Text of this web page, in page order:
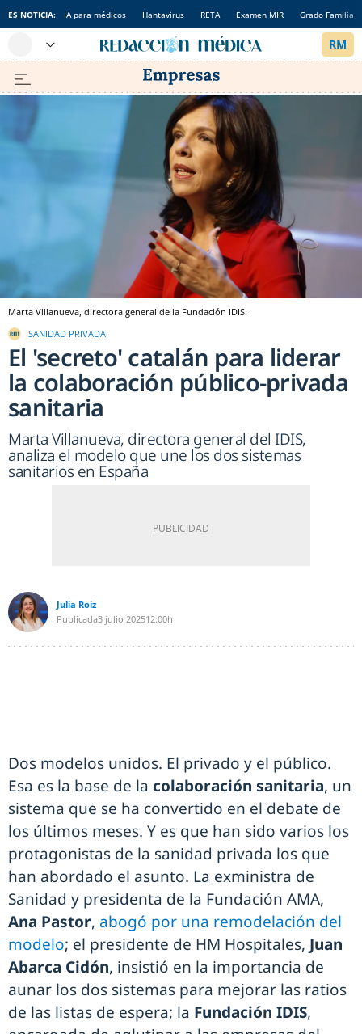
ES NOTICIA: IA para médicos Hantavirus RETA Examen MIR Grado Familia
Marta Villanueva, directora general de la Fundación IDIS.
SANIDAD PRIVADA
El 'secreto' catalán para liderar
la colaboración público-privada
sanitaria
Marta Villanueva, directora general del IDIS,
analiza el modelo que une los dos sistemas
sanitarios en España
Julia Roiz
Publicada3 julio 202512:00h
Dos modelos unidos. El privado y el público.
Esa es la base de la colaboración sanitaria, un
sistema que se ha convertido en el debate de
los últimos meses. Y es que han sido varios los
protagonistas de la sanidad privada los que
han abordado el asunto. La exministra de
Sanidad y presidenta de la Fundación AMA,
Ana Pastor, abogó por una remodelación del
modelo; el presidente de HM Hospitales, Juan
Abarca Cidón, insistió en la importancia de
aunar los dos sistemas para mejorar las ratios
de las listas de espera; la Fundación IDIS,